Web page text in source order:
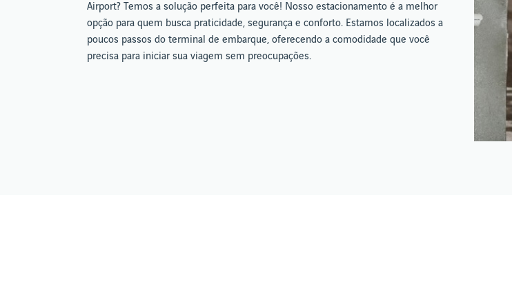
Airport? Temos a solução perfeita para você! Nosso estacionamento é a melhor
opção para quem busca praticidade, segurança e conforto. Estamos localizados a
poucos passos do terminal de embarque, oferecendo a comodidade que você
precisa para iniciar sua viagem sem preocupações.